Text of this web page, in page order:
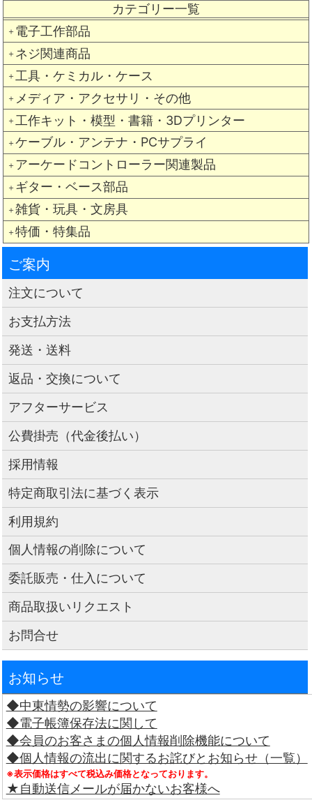
カテゴリー一覧
＋ 電子工作部品
＋ ネジ関連商品
＋ 工具・ケミカル・ケース
＋ メディア・アクセサリ・その他
＋ 工作キット・模型・書籍・3Dプリンター
＋ ケーブル・アンテナ・PCサプライ
＋ アーケードコントローラー関連製品
＋ ギター・ベース部品
＋ 雑貨・玩具・文房具
＋ 特価・特集品
ご案内
注文について
お支払方法
発送・送料
返品・交換について
アフターサービス
公費掛売（代金後払い）
採用情報
特定商取引法に基づく表示
利用規約
個人情報の削除について
委託販売・仕入について
商品取扱いリクエスト
お問合せ
お知らせ
◆中東情勢の影響について
◆電子帳簿保存法に関して
◆会員のお客さまの個人情報削除機能について
◆個人情報の流出に関するお詫びとお知らせ（一覧）
※表示価格はすべて税込み価格となっております。
★自動送信メールが届かないお客様へ